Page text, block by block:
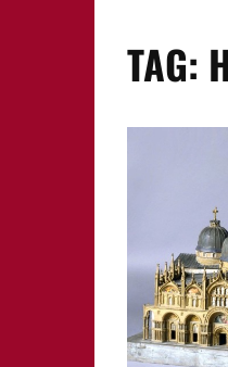
BAMBERG
NEUMARKT
NÜRNBERG
PEGNITZ
TAG: